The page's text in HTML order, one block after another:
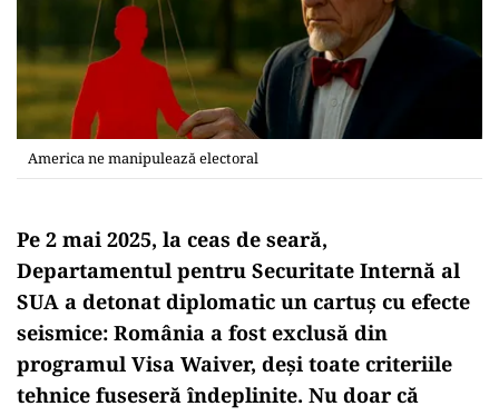
America ne manipulează electoral
Pe 2 mai 2025, la ceas de seară,
Departamentul pentru Securitate Internă al
SUA a detonat diplomatic un cartuș cu efecte
seismice: România a fost exclusă din
programul Visa Waiver, deși toate criteriile
tehnice fuseseră îndeplinite. Nu doar că